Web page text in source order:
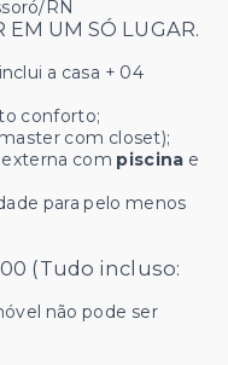
RN
EM UM SÓ LUGAR.
a casa + 04
conforto;
com closet);
com piscina e
para pelo menos
(Tudo incluso:
não pode ser